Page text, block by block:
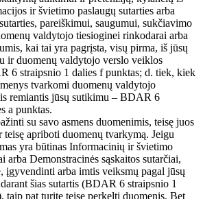
ir švietimo paslaugų sutarties arba
pareiškimui, saugumui, sukčiavimo
valdytojo tiesioginei rinkodarai arba
kai tai yra pagrįsta, visų pirma, iš jūsų
ir duomenų valdytojo verslo veiklos
6 straipsnio 1 dalies f punktas; d. tiek, kiek
tvarkomi duomenų valdytojo
remiantis jūsų sutikimu – BDAR 6
a punktas.
su savo asmens duomenimis, teisę juos
apriboti duomenų tvarkymą. Jeigu
yra būtinas Informacinių ir švietimo
arba Demonstracinės sąskaitos sutarčiai,
įgyvendinti arba imtis veiksmų pagal jūsų
šias sutartis (BDAR 6 straipsnio 1
taip pat turite teisę perkelti duomenis. Bet